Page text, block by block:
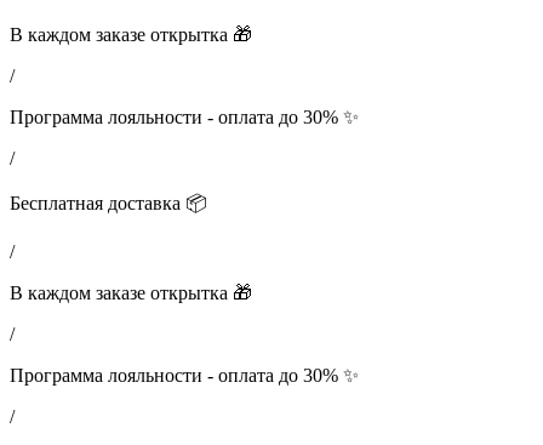
В каждом заказе открытка 🎁
/
Программа лояльности - оплата до 30% ✨
/
Бесплатная доставка 📦
/
В каждом заказе открытка 🎁
/
Программа лояльности - оплата до 30% ✨
/